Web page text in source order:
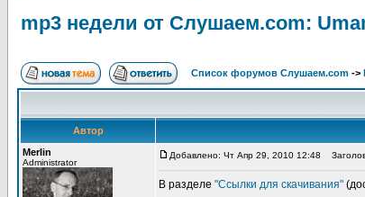
mp3 недели от Слушаем.com:
Список форумов Слушаем.com ->
Автор
Merlin
Administrator
Добавлено: Чт Апр 29, 2010 12:48
В разделе "Ссылки для скачивания"